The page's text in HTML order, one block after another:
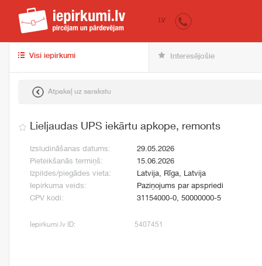
iepirkumi.lv
LV
Visi iepirkumi Interesējošie
Atpakaļ uz sarakstu
Lieljaudas UPS iekārtu apkope, remonts
Izsludināšanas datums:
29.05.2026
Pieteikšanās termiņš:
15.06.2026
Izpildes/piegādes vieta:
Latvija, Rīga, Latvija
Iepirkuma veids:
Paziņojums par apspriedi
CPV kodi:
31154000-0, 50000000-5
Iepirkumi.lv ID: 5407451